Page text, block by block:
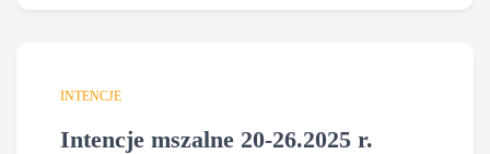
INTENCJE
Intencje mszalne 20-26.2025 r.